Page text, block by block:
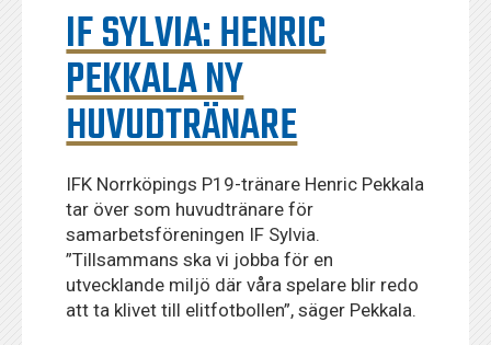
IF SYLVIA: HENRIC
PEKKALA NY
HUVUDTRÄNARE
IFK Norrköpings P19-tränare Henric Pekkala
tar över som huvudtränare för
samarbetsföreningen IF Sylvia.
”Tillsammans ska vi jobba för en
utvecklande miljö där våra spelare blir redo
att ta klivet till elitfotbollen”, säger Pekkala.